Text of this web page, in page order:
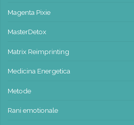
Magenta Pixie
MasterDetox
Matrix Reimprinting
Medicina Energetica
Metode
Rani emotionale